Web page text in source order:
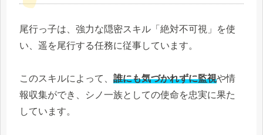
尾行っ子は、強力な隠密スキル「絶対不可視」を使
い、遥を尾行する任務に従事しています。
このスキルによって、 誰にも気づかれずに監視や情
報収集ができ、シノ一族としての使命を忠実に果た
しています。